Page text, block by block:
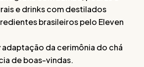
e drinks com destilados
brasileiros pelo Eleven
adaptação da cerimônia do chá
de boas-vindas.